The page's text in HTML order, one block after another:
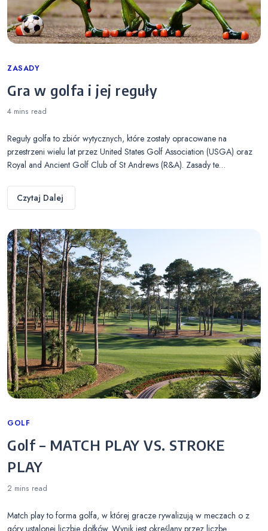
Categories
ZASADY
Gra w golfa i jej reguły
4 mins read
Reguły golfa to zbiór wytycznych, które zostały opracowane na
przestrzeni wielu lat przez United States Golf Association (USGA) oraz
Royal and Ancient Golf Club of St Andrews (R&A). Zasady te…
Czytaj Dalej
Categories
GOLF
Golf – MATCH PLAY VS. STROKE
PLAY
2 mins read
Match play to forma golfa, w której gracze rywalizują w meczach o z
góry ustalonej liczbie dołków. Wynik jest określany przez liczbę